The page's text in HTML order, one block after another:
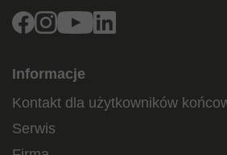
Facebook
InstagramYoutube
Informacje
Kontakt dla użytkowników
Serwis